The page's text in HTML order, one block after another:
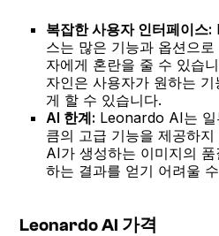
복잡한 사용자 인터페이스:
스는 많은 기능과 옵션으
자에게 혼란을 줄 수 있습
자인은 사용자가 원하는
게 할 수 있습니다.
AI 한계: Leonardo AI는 일
큼의 고급 기능을 제공하
AI가 생성하는 이미지의
하는 결과를 얻기 어려울
Leonardo AI 가격